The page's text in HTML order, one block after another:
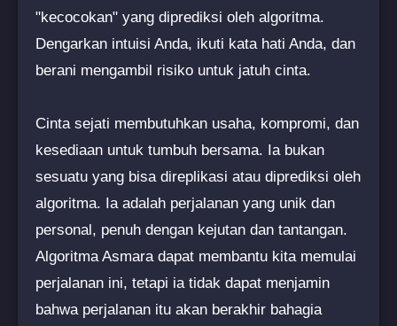
"kecocokan" yang diprediksi oleh algoritma.
Dengarkan intuisi Anda, ikuti kata hati Anda, dan
berani mengambil risiko untuk jatuh cinta.
Cinta sejati membutuhkan usaha, kompromi, dan
kesediaan untuk tumbuh bersama. Ia bukan
sesuatu yang bisa direplikasi atau diprediksi oleh
algoritma. Ia adalah perjalanan yang unik dan
personal, penuh dengan kejutan dan tantangan.
Algoritma Asmara dapat membantu kita memulai
perjalanan ini, tetapi ia tidak dapat menjamin
bahwa perjalanan itu akan berakhir bahagia